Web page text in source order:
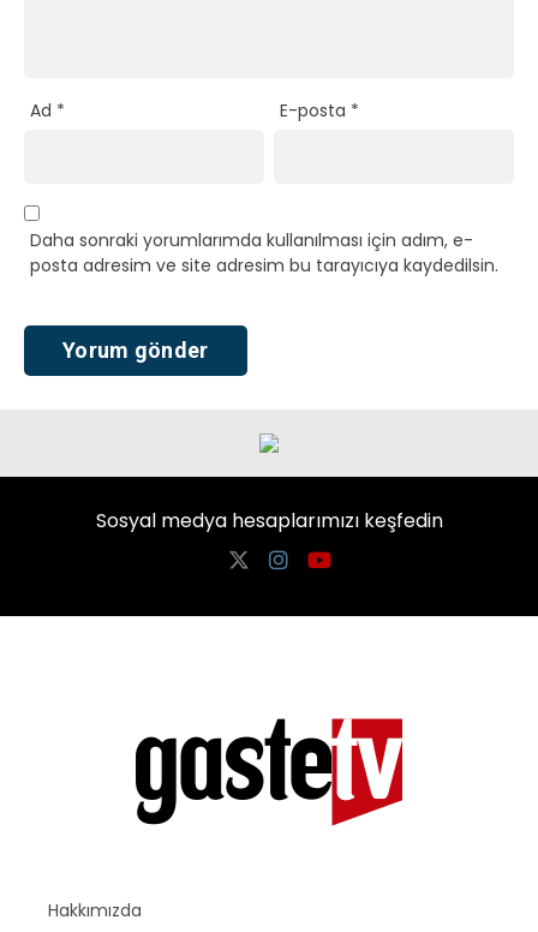
Ad * E-posta *
Daha sonraki yorumlarımda kullanılması için adım, e-
posta adresim ve site adresim bu tarayıcıya kaydedilsin.
Sosyal medya hesaplarımızı keşfedin
Hakkımızda